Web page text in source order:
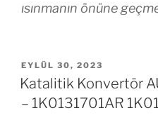
ısınmanın önüne
YAYIM
TARIHI
EYLÜL 30, 2023
Katalitik Konvertör
– 1K0131701AR